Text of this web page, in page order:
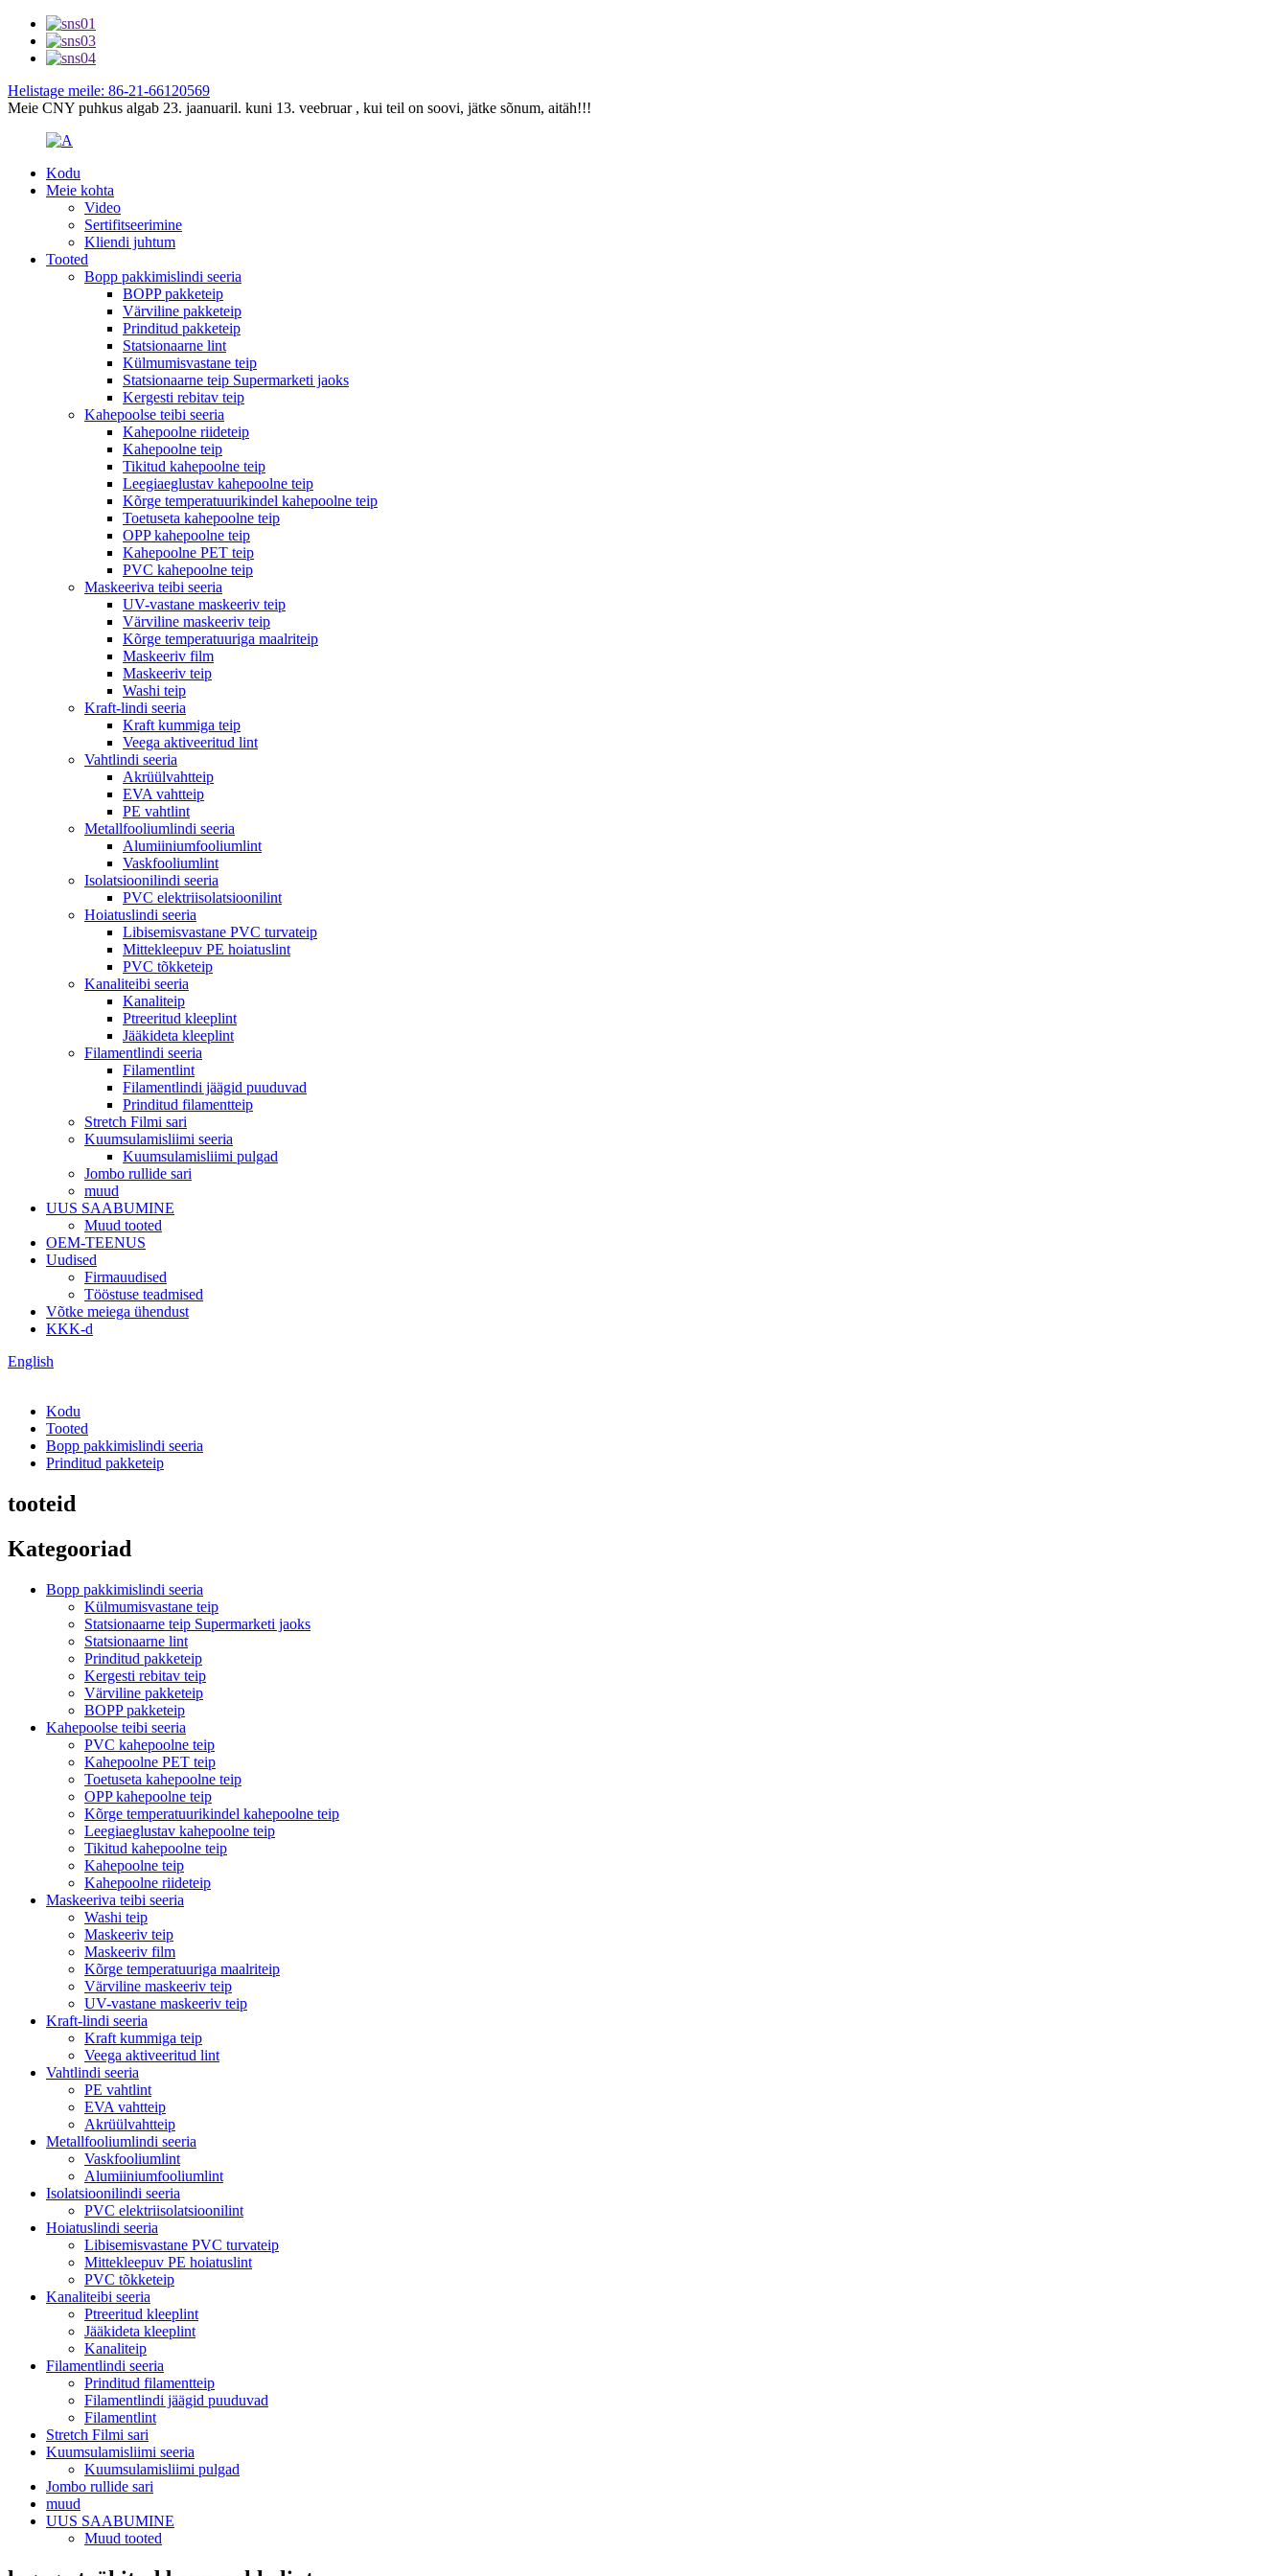
Helistage meile: 86-21-66120569
Meie CNY puhkus algab 23. jaanuaril. kuni 13. veebruar , kui teil on soovi, jätke sõnum, aitäh!!!
Kodu
Meie kohta
Video
Sertifitseerimine
Kliendi juhtum
Tooted
Bopp pakkimislindi seeria
BOPP pakketeip
Värviline pakketeip
Prinditud pakketeip
Statsionaarne lint
Külmumisvastane teip
Statsionaarne teip Supermarketi jaoks
Kergesti rebitav teip
Kahepoolse teibi seeria
Kahepoolne riideteip
Kahepoolne teip
Tikitud kahepoolne teip
Leegiaeglustav kahepoolne teip
Kõrge temperatuurikindel kahepoolne teip
Toetuseta kahepoolne teip
OPP kahepoolne teip
Kahepoolne PET teip
PVC kahepoolne teip
Maskeeriva teibi seeria
UV-vastane maskeeriv teip
Värviline maskeeriv teip
Kõrge temperatuuriga maalriteip
Maskeeriv film
Maskeeriv teip
Washi teip
Kraft-lindi seeria
Kraft kummiga teip
Veega aktiveeritud lint
Vahtlindi seeria
Akrüülvahtteip
EVA vahtteip
PE vahtlint
Metallfooliumlindi seeria
Alumiiniumfooliumlint
Vaskfooliumlint
Isolatsioonilindi seeria
PVC elektriisolatsioonilint
Hoiatuslindi seeria
Libisemisvastane PVC turvateip
Mittekleepuv PE hoiatuslint
PVC tõkketeip
Kanaliteibi seeria
Kanaliteip
Ptreeritud kleeplint
Jääkideta kleeplint
Filamentlindi seeria
Filamentlint
Filamentlindi jäägid puuduvad
Prinditud filamentteip
Stretch Filmi sari
Kuumsulamisliimi seeria
Kuumsulamisliimi pulgad
Jombo rullide sari
muud
UUS SAABUMINE
Muud tooted
OEM-TEENUS
Uudised
Firmauudised
Tööstuse teadmised
Võtke meiega ühendust
KKK-d
English
Kodu
Tooted
Bopp pakkimislindi seeria
Prinditud pakketeip
tooteid
Kategooriad
Bopp pakkimislindi seeria
Külmumisvastane teip
Statsionaarne teip Supermarketi jaoks
Statsionaarne lint
Prinditud pakketeip
Kergesti rebitav teip
Värviline pakketeip
BOPP pakketeip
Kahepoolse teibi seeria
PVC kahepoolne teip
Kahepoolne PET teip
Toetuseta kahepoolne teip
OPP kahepoolne teip
Kõrge temperatuurikindel kahepoolne teip
Leegiaeglustav kahepoolne teip
Tikitud kahepoolne teip
Kahepoolne teip
Kahepoolne riideteip
Maskeeriva teibi seeria
Washi teip
Maskeeriv teip
Maskeeriv film
Kõrge temperatuuriga maalriteip
Värviline maskeeriv teip
UV-vastane maskeeriv teip
Kraft-lindi seeria
Kraft kummiga teip
Veega aktiveeritud lint
Vahtlindi seeria
PE vahtlint
EVA vahtteip
Akrüülvahtteip
Metallfooliumlindi seeria
Vaskfooliumlint
Alumiiniumfooliumlint
Isolatsioonilindi seeria
PVC elektriisolatsioonilint
Hoiatuslindi seeria
Libisemisvastane PVC turvateip
Mittekleepuv PE hoiatuslint
PVC tõkketeip
Kanaliteibi seeria
Ptreeritud kleeplint
Jääkideta kleeplint
Kanaliteip
Filamentlindi seeria
Prinditud filamentteip
Filamentlindi jäägid puuduvad
Filamentlint
Stretch Filmi sari
Kuumsulamisliimi seeria
Kuumsulamisliimi pulgad
Jombo rullide sari
muud
UUS SAABUMINE
Muud tooted